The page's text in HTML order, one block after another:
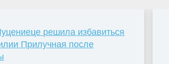
решила избавиться
Прилучная после